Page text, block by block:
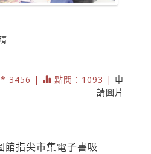
3456 | 點閱：1093 | 申
請圖片
館指尖市集電子書吸